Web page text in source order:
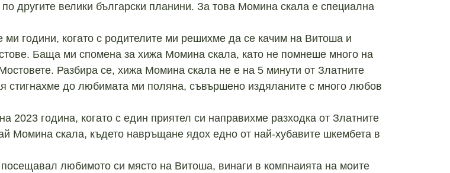
другите велики български планини. За това Момина скала е специална
ми години, когато с родителите ми решихме да се качим на Витоша и
Баща ми спомена за хижа Момина скала, като не помнеше много на
Разбира се, хижа Момина скала не е на 5 минути от Златните
стигнахме до любимата ми поляна, съвършено издяланите с много любов
2023 година, когато с един приятел си направихме разходка от Златните
Момина скала, където навръщане ядох едно от най-хубавите шкембета в
любимото си място на Витоша, винаги в компнаията на моите